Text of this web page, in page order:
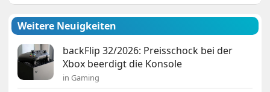
Weitere Neuigkeiten
backFlip 32/2026: Preisschock bei der
Xbox beerdigt die Konsole
in Gaming